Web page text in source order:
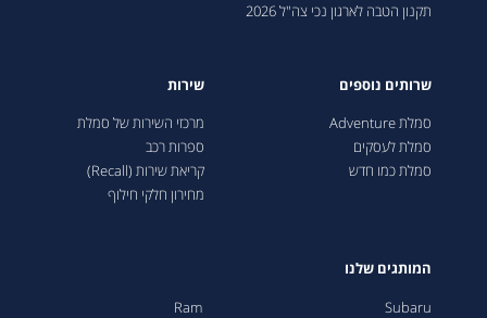
תקנון הטבה לארגון נכי צה"ל 2026
שרותים נוספים
סמלת Adventure
סמלת לעסקים
סמלת כמו חדש
שירות
מרכזי השירות של סמלת
ספרות רכב
קריאת שירות (Recall)
מחירון חלקי חילוף
המותגים שלנו
Subaru
Ram